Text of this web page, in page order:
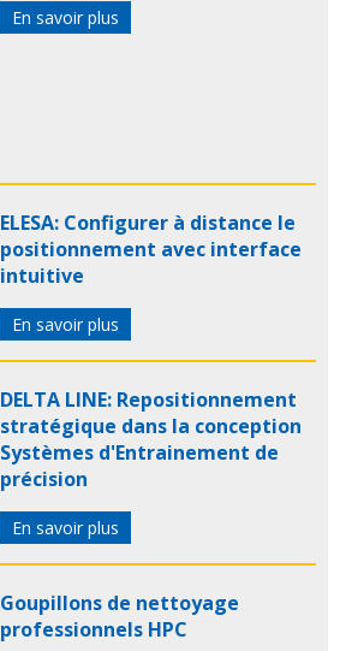
En savoir plus
ELESA: Configurer à distance le
positionnement avec interface
intuitive
En savoir plus
DELTA LINE: Repositionnement
stratégique dans la conception
Systèmes d'Entrainement de
précision
En savoir plus
Goupillons de nettoyage
professionnels HPC